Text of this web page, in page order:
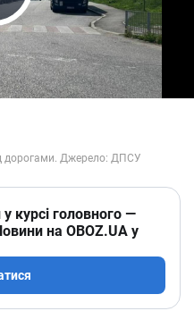
Video
курсі головного —
на OBOZ.UA у